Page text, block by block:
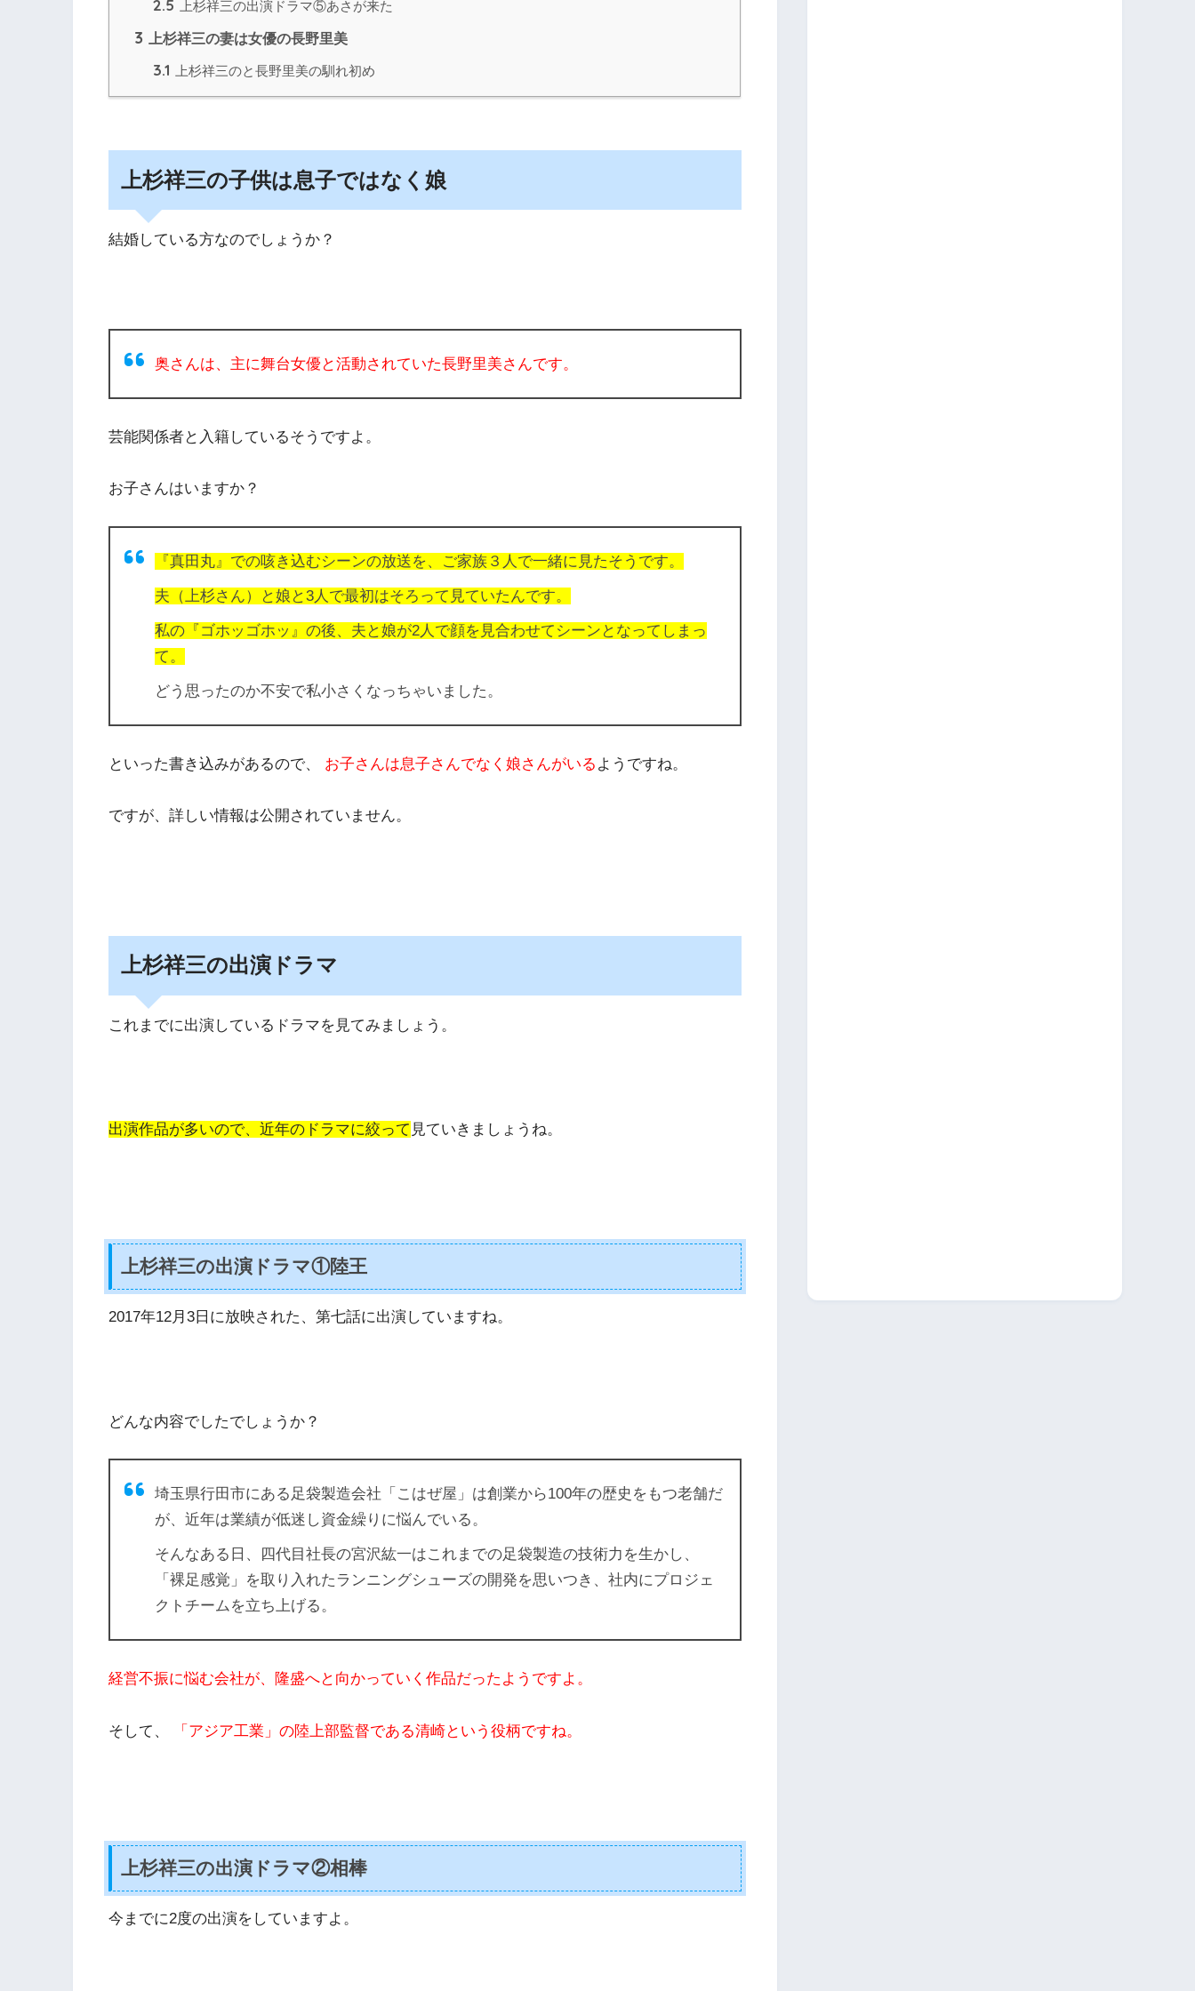
2.5 上杉祥三の出演ドラマ⑤あさが来た
3 上杉祥三の妻は女優の長野里美
3.1 上杉祥三のと長野里美の馴れ初め
上杉祥三の子供は息子ではなく娘
結婚している方なのでしょうか？
奥さんは、主に舞台女優と活動されていた長野里美さんです。
芸能関係者と入籍しているそうですよ。
お子さんはいますか？
『真田丸』での咳き込むシーンの放送を、ご家族３人で一緒に見たそうです。
夫（上杉さん）と娘と3人で最初はそろって見ていたんです。
私の『ゴホッゴホッ』の後、夫と娘が2人で顔を見合わせてシーンとなってしまっ
て。
どう思ったのか不安で私小さくなっちゃいました。
といった書き込みがあるので、 お子さんは息子さんでなく娘さんがいる ようですね。
ですが、詳しい情報は公開されていません。
上杉祥三の出演ドラマ
これまでに出演しているドラマを見てみましょう。
出演作品が多いので、近年のドラマに絞って 見ていきましょうね。
上杉祥三の出演ドラマ①陸王
2017年12月3日に放映された、第七話に出演していますね。
どんな内容でしたでしょうか？
埼玉県行田市にある足袋製造会社「こはぜ屋」は創業から100年の歴史をもつ老舗だ
が、近年は業績が低迷し資金繰りに悩んでいる。
そんなある日、四代目社長の宮沢紘一はこれまでの足袋製造の技術力を生かし、
「裸足感覚」を取り入れたランニングシューズの開発を思いつき、社内にプロジェ
クトチームを立ち上げる。
経営不振に悩む会社が、隆盛へと向かっていく作品だったようですよ。
そして、 「アジア工業」の陸上部監督である清崎という役柄ですね。
上杉祥三の出演ドラマ②相棒
今までに2度の出演をしていますよ。